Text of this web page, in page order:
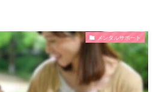
メンタルサポート